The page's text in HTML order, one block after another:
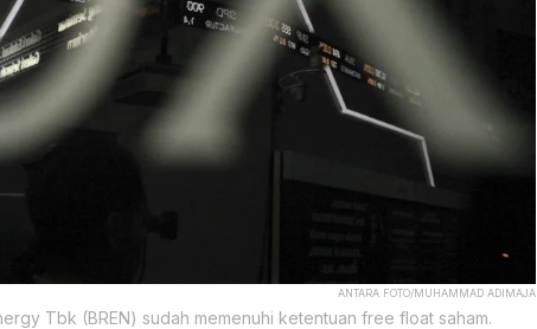
ANTARA FOTO/MUHAMMAD ADIMAJA
Tbk (BREN) sudah memenuhi ketentuan free float saham.